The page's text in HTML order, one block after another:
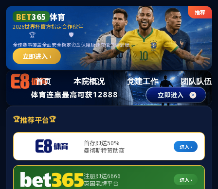
15vip
首页 本院概况 党建工作 团队队伍